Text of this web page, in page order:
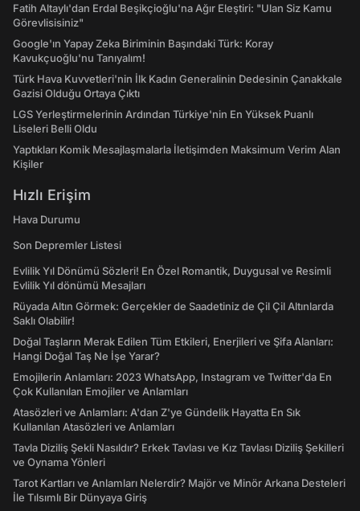
Fatih Altaylı'dan Erdal Beşikçioğlu'na Ağır Eleştiri: "Ulan Siz Kamu
Görevlisisiniz"
Google'ın Yapay Zeka Biriminin Başındaki Türk: Koray
Kavukçuoğlu'nu Tanıyalım!
Türk Hava Kuvvetleri'nin İlk Kadın Generalinin Dedesinin Çanakkale
Gazisi Olduğu Ortaya Çıktı
LGS Yerleştirmelerinin Ardından Türkiye'nin En Yüksek Puanlı
Liseleri Belli Oldu
Yaptıkları Komik Mesajlaşmalarla İletişimden Maksimum Verim Alan
Kişiler
Hızlı Erişim
Hava Durumu
Son Depremler Listesi
Evlilik Yıl Dönümü Sözleri! En Özel Romantik, Duygusal ve Resimli
Evlilik Yıl dönümü Mesajları
Rüyada Altın Görmek: Gerçekler de Saadetiniz de Çil Çil Altınlarda
Saklı Olabilir!
Doğal Taşların Merak Edilen Tüm Etkileri, Enerjileri ve Şifa Alanları:
Hangi Doğal Taş Ne İşe Yarar?
Emojilerin Anlamları: 2023 WhatsApp, Instagram ve Twitter'da En
Çok Kullanılan Emojiler ve Anlamları
Atasözleri ve Anlamları: A'dan Z'ye Gündelik Hayatta En Sık
Kullanılan Atasözleri ve Anlamları
Tavla Diziliş Şekli Nasıldır? Erkek Tavlası ve Kız Tavlası Diziliş Şekilleri
ve Oynama Yönleri
Tarot Kartları ve Anlamları Nelerdir? Majör ve Minör Arkana Desteleri
İle Tılsımlı Bir Dünyaya Giriş